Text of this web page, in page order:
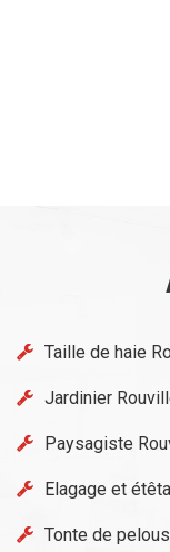
Taille de haie
Jardinier
Paysagiste
Elagage et
Tonte de